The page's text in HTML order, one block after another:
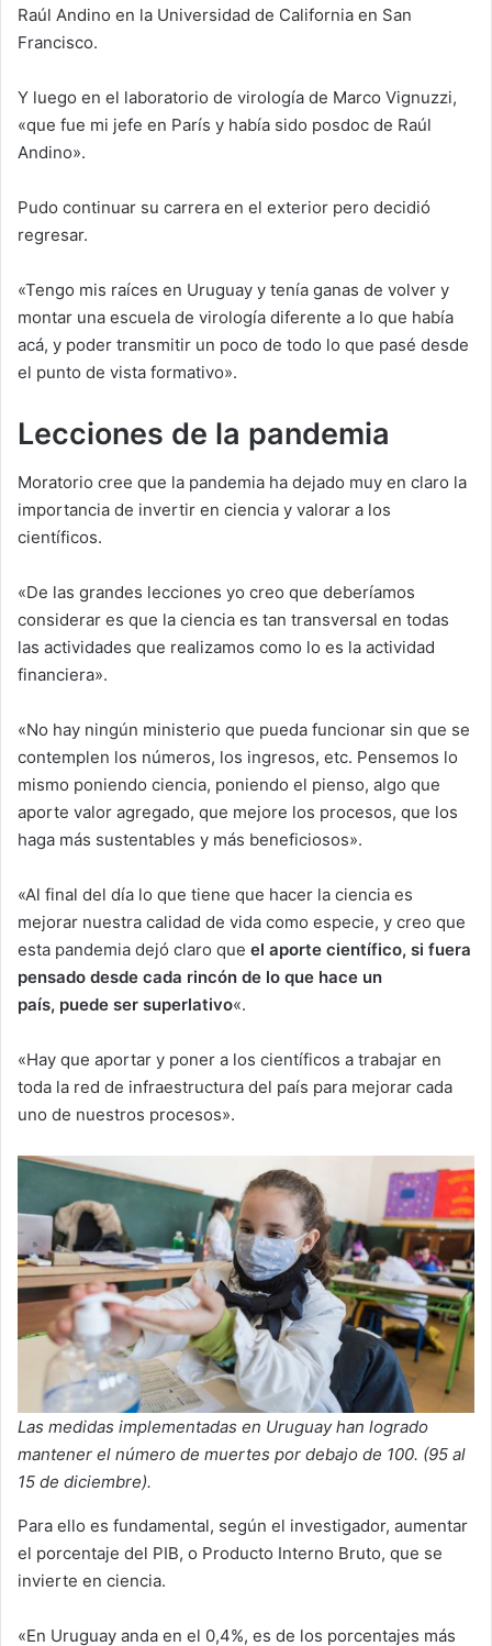
Raúl Andino en la Universidad de California en San
Francisco.
Y luego en el laboratorio de virología de Marco Vignuzzi,
«que fue mi jefe en París y había sido posdoc de Raúl
Andino».
Pudo continuar su carrera en el exterior pero decidió
regresar.
«Tengo mis raíces en Uruguay y tenía ganas de volver y
montar una escuela de virología diferente a lo que había
acá, y poder transmitir un poco de todo lo que pasé desde
el punto de vista formativo».
Lecciones de la pandemia
Moratorio cree que la pandemia ha dejado muy en claro la
importancia de invertir en ciencia y valorar a los
científicos.
«De las grandes lecciones yo creo que deberíamos
considerar es que la ciencia es tan transversal en todas
las actividades que realizamos como lo es la actividad
financiera».
«No hay ningún ministerio que pueda funcionar sin que se
contemplen los números, los ingresos, etc. Pensemos lo
mismo poniendo ciencia, poniendo el pienso, algo que
aporte valor agregado, que mejore los procesos, que los
haga más sustentables y más beneficiosos».
«Al final del día lo que tiene que hacer la ciencia es
mejorar nuestra calidad de vida como especie, y creo que
esta pandemia dejó claro que el aporte científico, si fuera
pensado desde cada rincón de lo que hace un
país, puede ser superlativo«.
«Hay que aportar y poner a los científicos a trabajar en
toda la red de infraestructura del país para mejorar cada
uno de nuestros procesos».
Las medidas implementadas en Uruguay han logrado
mantener el número de muertes por debajo de 100. (95 al
15 de diciembre).
Para ello es fundamental, según el investigador, aumentar
el porcentaje del PIB, o Producto Interno Bruto, que se
invierte en ciencia.
«En Uruguay anda en el 0,4%, es de los porcentajes más